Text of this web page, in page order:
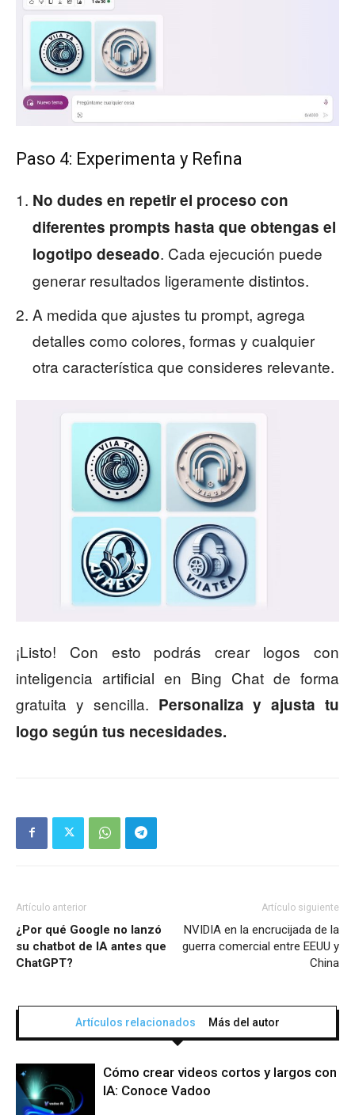
Paso 4: Experimenta y Refina
No dudes en repetir el proceso con
diferentes prompts hasta que obtengas el
logotipo deseado. Cada ejecución puede
generar resultados ligeramente distintos.
A medida que ajustes tu prompt, agrega
detalles como colores, formas y cualquier
otra característica que consideres relevante.
¡Listo! Con esto podrás crear logos con
inteligencia artificial en Bing Chat de forma
gratuita y sencilla. Personaliza y ajusta tu
logo según tus necesidades.
Artículo anterior
¿Por qué Google no lanzó
su chatbot de IA antes que
ChatGPT?
Artículo siguiente
NVIDIA en la encrucijada de la
guerra comercial entre EEUU y
China
Artículos relacionados Más del autor
Cómo crear videos cortos y largos con
IA: Conoce Vadoo